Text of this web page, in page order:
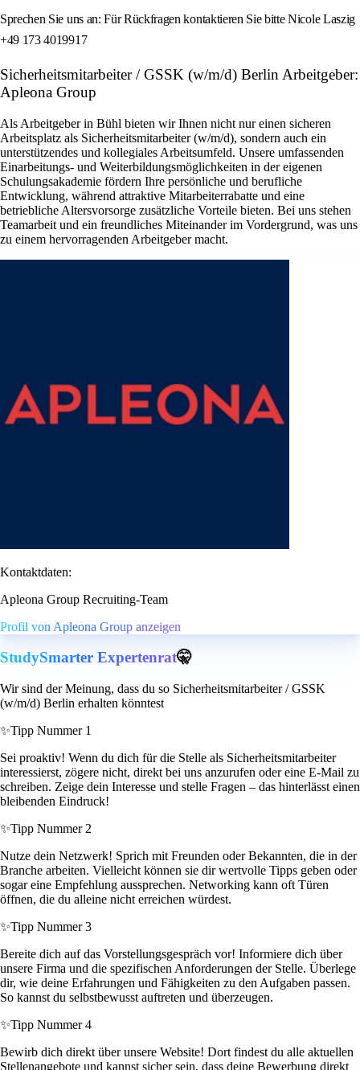
Sprechen Sie uns an: Für Rückfragen kontaktieren Sie bitte Nicole Laszig
+49 173 4019917
Sicherheitsmitarbeiter / GSSK (w/m/d) Berlin Arbeitgeber:
Apleona Group
Als Arbeitgeber in Bühl bieten wir Ihnen nicht nur einen sicheren
Arbeitsplatz als Sicherheitsmitarbeiter (w/m/d), sondern auch ein
unterstützendes und kollegiales Arbeitsumfeld. Unsere umfassenden
Einarbeitungs- und Weiterbildungsmöglichkeiten in der eigenen
Schulungsakademie fördern Ihre persönliche und berufliche
Entwicklung, während attraktive Mitarbeiterrabatte und eine
betriebliche Altersvorsorge zusätzliche Vorteile bieten. Bei uns stehen
Teamarbeit und ein freundliches Miteinander im Vordergrund, was uns
zu einem hervorragenden Arbeitgeber macht.
Kontaktdaten:
Apleona Group Recruiting-Team
Profil von Apleona Group anzeigen
StudySmarter Expertenrat🤫
Wir sind der Meinung, dass du so Sicherheitsmitarbeiter / GSSK
(w/m/d) Berlin erhalten könntest
✨Tipp Nummer 1
Sei proaktiv! Wenn du dich für die Stelle als Sicherheitsmitarbeiter
interessierst, zögere nicht, direkt bei uns anzurufen oder eine E-Mail zu
schreiben. Zeige dein Interesse und stelle Fragen – das hinterlässt einen
bleibenden Eindruck!
✨Tipp Nummer 2
Nutze dein Netzwerk! Sprich mit Freunden oder Bekannten, die in der
Branche arbeiten. Vielleicht können sie dir wertvolle Tipps geben oder
sogar eine Empfehlung aussprechen. Networking kann oft Türen
öffnen, die du alleine nicht erreichen würdest.
✨Tipp Nummer 3
Bereite dich auf das Vorstellungsgespräch vor! Informiere dich über
unsere Firma und die spezifischen Anforderungen der Stelle. Überlege
dir, wie deine Erfahrungen und Fähigkeiten zu den Aufgaben passen.
So kannst du selbstbewusst auftreten und überzeugen.
✨Tipp Nummer 4
Bewirb dich direkt über unsere Website! Dort findest du alle aktuellen
Stellenangebote und kannst sicher sein, dass deine Bewerbung direkt